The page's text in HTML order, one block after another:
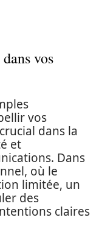
vos
vos
dans la
et
Dans
où le
limitée, un
des
claires